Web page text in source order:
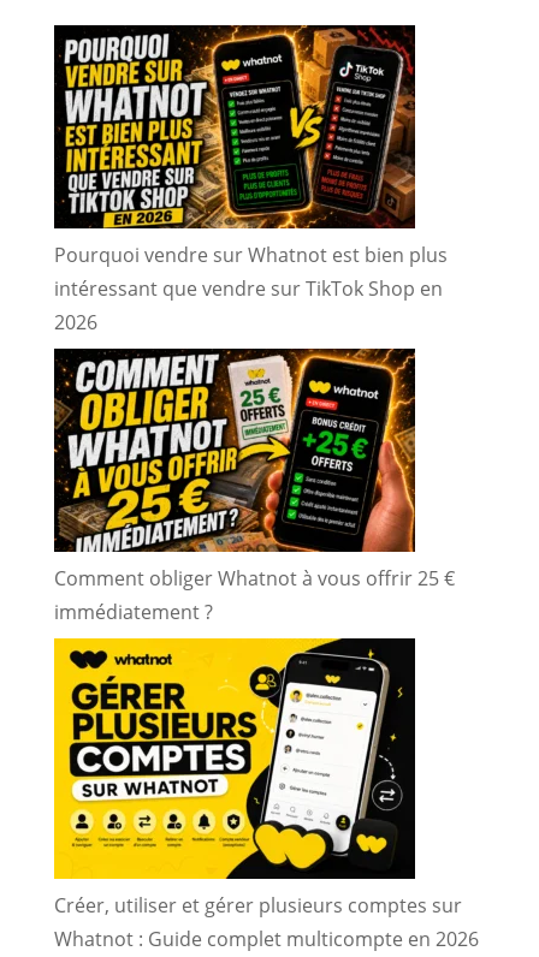
Pourquoi vendre sur Whatnot est bien plus
intéressant que vendre sur TikTok Shop en
2026
Comment obliger Whatnot à vous offrir 25 €
immédiatement ?
Créer, utiliser et gérer plusieurs comptes sur
Whatnot : Guide complet multicompte en 2026